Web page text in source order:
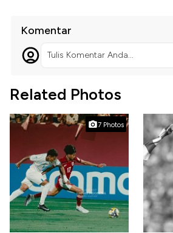
Komentar
Tulis Komentar Anda...
Related Photos
7 Photos